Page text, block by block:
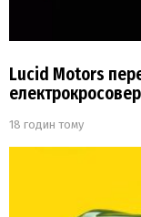
Lucid Motors
18 годин тому